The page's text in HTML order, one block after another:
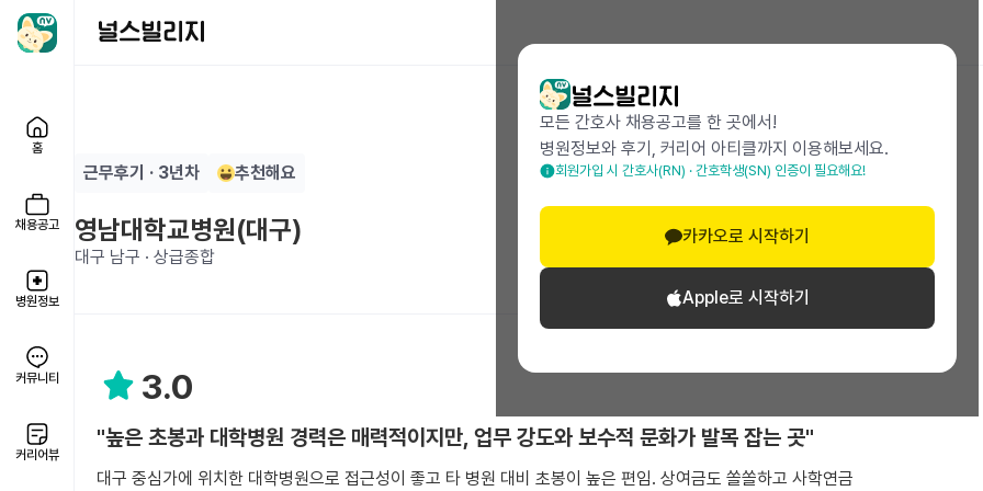
홈
채용공고
병원정보
커뮤니티
커리어뷰
근무후기 · 3년차 추천해요 23.07 작성
영남대학교병원(대구)
대구 남구 · 상급종합
3.0
"높은 초봉과 대학병원 경력은 매력적이지만, 업무 강도와 보수적 문화가 발목 잡는 곳"
대구 중심가에 위치한 대학병원으로 접근성이 좋고 타 병원 대비 초봉이 높은 편임. 상여금도 쏠쏠하고 사학연금
모든 간호사 채용공고를 한 곳에서!
병원정보와 후기, 커리어 아티클까지 이용해보세요.
회원가입 시 간호사(RN) · 간호학생(SN) 인증이 필요해요!
카카오로 시작하기
Apple로 시작하기